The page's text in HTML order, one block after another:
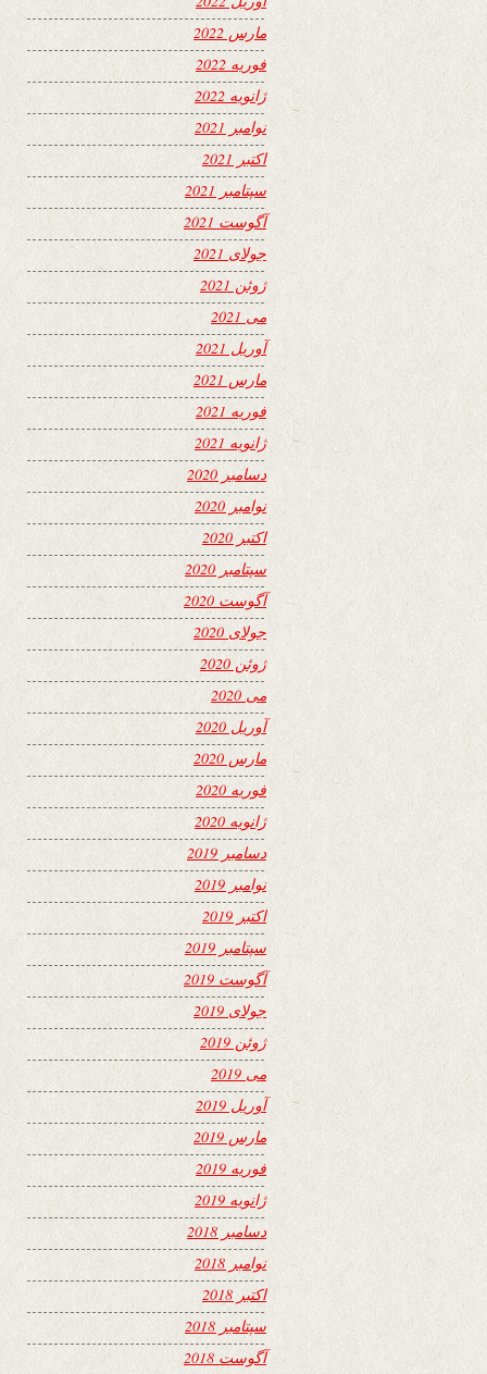
مارس 2022
فوریه 2022
ژانویه 2022
نوامبر 2021
اکتبر 2021
سپتامبر 2021
آگوست 2021
جولای 2021
ژوئن 2021
می 2021
آوریل 2021
مارس 2021
فوریه 2021
ژانویه 2021
دسامبر 2020
نوامبر 2020
اکتبر 2020
سپتامبر 2020
آگوست 2020
جولای 2020
ژوئن 2020
می 2020
آوریل 2020
مارس 2020
فوریه 2020
ژانویه 2020
دسامبر 2019
نوامبر 2019
اکتبر 2019
سپتامبر 2019
آگوست 2019
جولای 2019
ژوئن 2019
می 2019
آوریل 2019
مارس 2019
فوریه 2019
ژانویه 2019
دسامبر 2018
نوامبر 2018
اکتبر 2018
سپتامبر 2018
آگوست 2018